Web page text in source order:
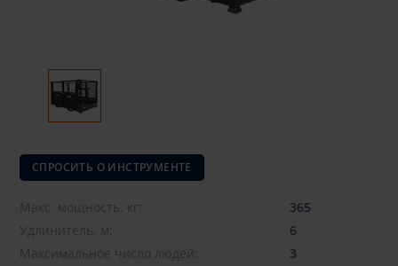
СПРОСИТЬ О ИНСТРУМЕНТЕ
Макс. мощность, кг:
365
Удлинитель, м:
6
Максимальное число людей:
3